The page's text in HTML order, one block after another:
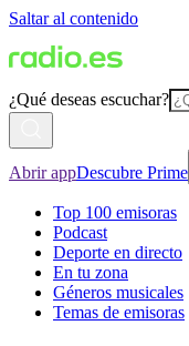
Saltar al contenido
¿Qué deseas escuchar?
Abrir appDescubre Prime
Top 100 emisoras
Podcast
Deporte en directo
En tu zona
Géneros musicales
Temas de emisoras